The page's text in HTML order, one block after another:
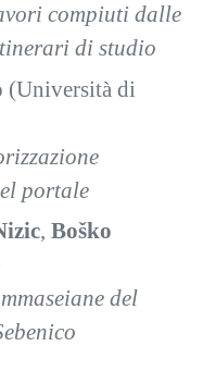
compiuti dalle
di studio
(Università di
portale
, Boško
del